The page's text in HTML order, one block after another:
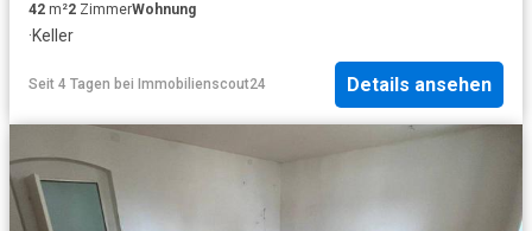
42 m²2 ZimmerWohnung
·Keller
Seit 4 Tagen bei Immobilienscout24 Details ansehen